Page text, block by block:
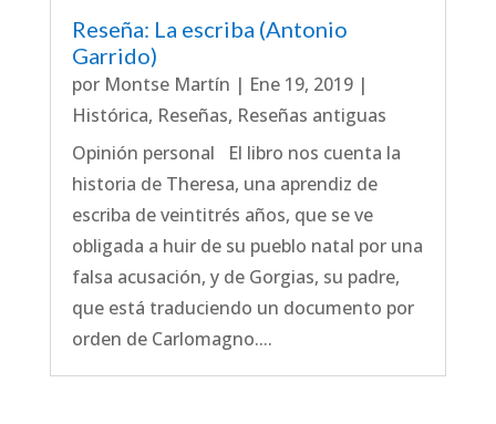
Reseña: La escriba (Antonio
Garrido)
por Montse Martín | Ene 19, 2019|
Histórica, Reseñas, Reseñas antiguas
Opinión personal El libro nos cuenta la
historia de Theresa, una aprendiz de
escriba de veintitrés años, que se ve
obligada a huir de su pueblo natal por una
falsa acusación, y de Gorgias, su padre,
que está traduciendo un documento por
orden de Carlomagno....